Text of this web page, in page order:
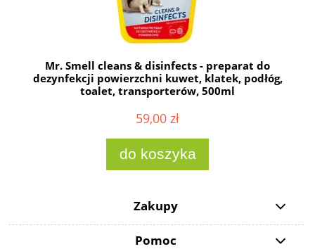
Mr. Smell cleans & disinfects - preparat do
dezynfekcji powierzchni kuwet, klatek, podłóg,
toalet, transporterów, 500ml
59,00 zł
do koszyka
Zakupy
Pomoc